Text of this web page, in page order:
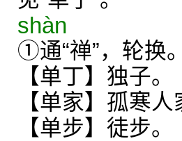
shàn
①通“禅”，轮换
【单丁】独子。
【单家】孤寒人
【单步】徒步。